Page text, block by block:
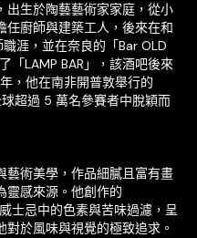
出生於陶藝藝術家家庭，從小
任廚師與建築工人，後來在和
職涯，並在奈良的「Bar OLD
「LAMP BAR」，該酒吧後來
，他在南非開普敦舉行的
超過 5 萬名參賽者中脫穎而
藝術美學，作品細膩且富有畫
靈感來源。他創作的
士忌中的色素與苦味過濾，呈
於風味與視覺的極致追求。